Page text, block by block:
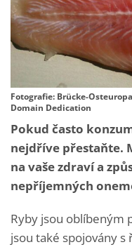
Fotografie: Brücke-
Domain Dedication
Pokud často
nejdříve přestaňte.
na vaše zdraví a
nepříjemných
Ryby jsou oblíbeným
jsou také spojovány